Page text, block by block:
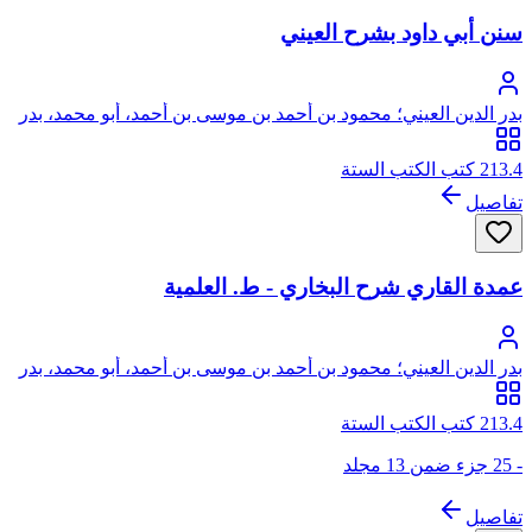
سنن أبي داود بشرح العيني
بدر الدين العيني؛ محمود بن أحمد بن موسى بن أحمد، أبو محمد، بدر
الدين العيني الحنفي
213.4 كتب الكتب الستة
تفاصيل
عمدة القاري شرح البخاري - ط. العلمية
بدر الدين العيني؛ محمود بن أحمد بن موسى بن أحمد، أبو محمد، بدر
الدين العيني الحنفي
213.4 كتب الكتب الستة
- 25 جزء ضمن 13 مجلد
تفاصيل